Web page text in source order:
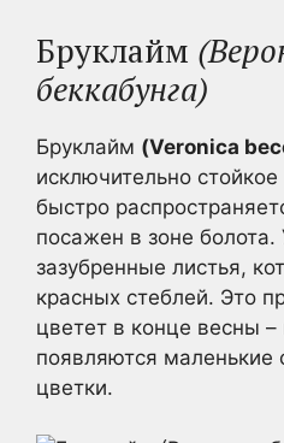
Бруклайм
беккабунга)
Бруклайм (Veronica
исключительно
быстро
посажен в зоне
зазубренные листья,
красных стеблей. Это
цветет в конце весны –
появляются маленькие
цветки.